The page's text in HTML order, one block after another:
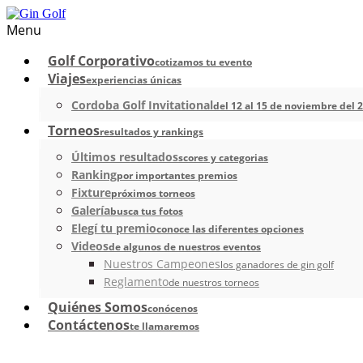
Menu
Golf Corporativocotizamos tu evento
Viajesexperiencias únicas
Cordoba Golf Invitationaldel 12 al 15 de noviembre del
Torneosresultados y rankings
Últimos resultadosscores y categorias
Rankingpor importantes premios
Fixturepróximos torneos
Galeríabusca tus fotos
Elegí tu premioconoce las diferentes opciones
Videosde algunos de nuestros eventos
Nuestros Campeoneslos ganadores de gin golf
Reglamentode nuestros torneos
Quiénes Somosconócenos
Contáctenoste llamaremos